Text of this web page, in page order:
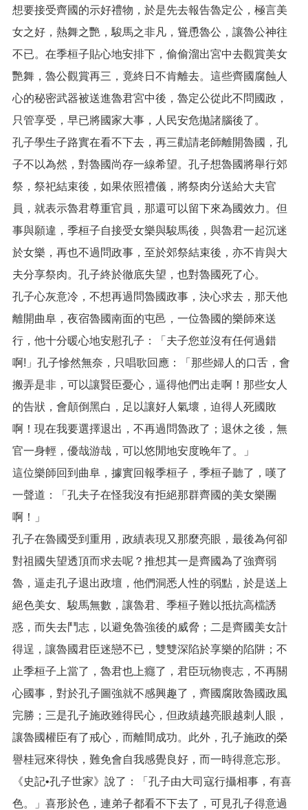
網
站
安
全
政
策
隱
權
政
政
府
網
站
資
料
放
宣
想要接受齊國的示好禮物，於是先去報告魯定公，極言美
女之好，熱舞之艷，駿馬之非凡，聳恿魯公，讓魯公神往
不已。在季桓子貼心地安排下，偷偷溜出宮中去觀賞美女
艷舞，魯公觀賞再三，竟終日不肯離去。這些齊國腐蝕人
心的秘密武器被送進魯君宮中後，魯定公從此不問國政，
只管享受，早已將國家大事，人民安危拋諸腦後了。
孔子學生子路實在看不下去，再三勸請老師離開魯國，孔
子不以為然，對魯國尚存一線希望。孔子想魯國將舉行郊
祭，祭祀結束後，如果依照禮儀，將祭肉分送給大夫官
員，就表示魯君尊重官員，那還可以留下來為國效力。但
事與願違，季桓子自接受女樂與駿馬後，與魯君一起沉迷
於女樂，再也不過問政事，至於郊祭結束後，亦不肯與大
夫分享祭肉。孔子終於徹底失望，也對魯國死了心。
孔子心灰意冷，不想再過問魯國政事，決心求去，那天他
離開曲阜，夜宿魯國南面的屯邑，一位魯國的樂師來送
行，他十分暖心地安慰孔子：「夫子您並沒有任何過錯
啊!」孔子慘然無奈，只唱歌回應：「那些婦人的口舌，會
搬弄是非，可以讓賢臣憂心，逼得他們出走啊！那些女人
的告狀，會顛倒黑白，足以讓好人氣壞，迫得人死國敗
啊！現在我要選擇退出，不再過問魯政了；退休之後，無
官一身輕，優哉游哉，可以悠閒地安度晚年了。」
這位樂師回到曲阜，據實回報季桓子，季桓子聽了，嘆了
一聲道：「孔夫子在怪我沒有拒絕那群齊國的美女樂團
啊！」
孔子在魯國受到重用，政績表現又那麼亮眼，最後為何卻
對祖國失望透頂而求去呢？推想其一是齊國為了強齊弱
魯，逼走孔子退出政壇，他們洞悉人性的弱點，於是送上
絕色美女、駿馬無數，讓魯君、季桓子難以抵抗高檔誘
惑，而失去鬥志，以避免魯強後的威脅；二是齊國美女計
得逞，讓魯國君臣迷戀不已，雙雙深陷於享樂的陷阱；不
止季桓子上當了，魯君也上癮了，君臣玩物喪志，不再關
心國事，對於孔子圖強就不感興趣了，齊國腐敗魯國政風
完勝；三是孔子施政雖得民心，但政績越亮眼越刺人眼，
讓魯國權臣有了戒心，而離間成功。此外，孔子施政的榮
譽桂冠來得快，難免會自我感覺良好，而一時得意忘形。
《史記•孔子世家》說了：「孔子由大司寇行攝相事，有喜
色。」喜形於色，連弟子都看不下去了，可見孔子得意過